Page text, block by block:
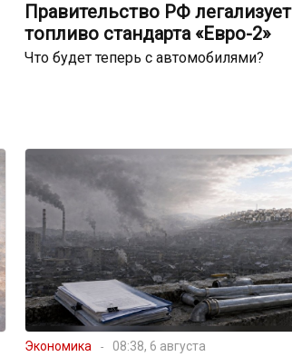
Правительство РФ легализует
топливо стандарта «Евро-2»
Что будет теперь с автомобилями?
Экономика 08:38, 6 августа